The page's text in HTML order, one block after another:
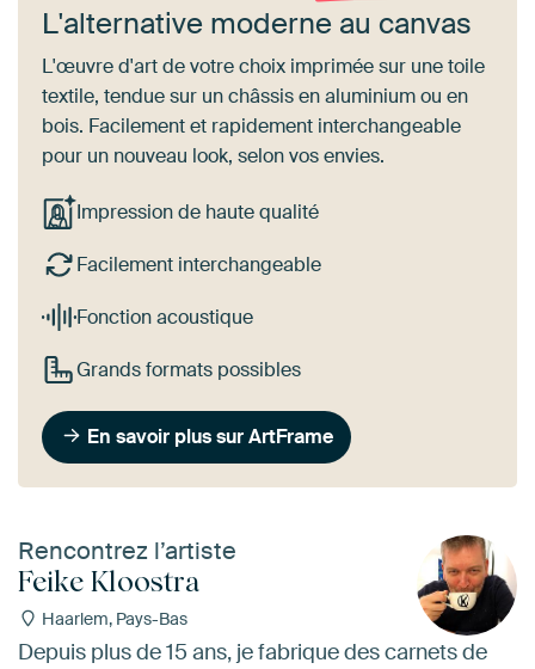
L'alternative moderne au canvas
L'œuvre d'art de votre choix imprimée sur une toile
textile, tendue sur un châssis en aluminium ou en
bois. Facilement et rapidement interchangeable
pour un nouveau look, selon vos envies.
Impression de haute qualité
Facilement interchangeable
Fonction acoustique
Grands formats possibles
En savoir plus sur ArtFrame
Rencontrez l’artiste
Feike Kloostra
Haarlem, Pays-Bas
Depuis plus de 15 ans, je fabrique des carnets de